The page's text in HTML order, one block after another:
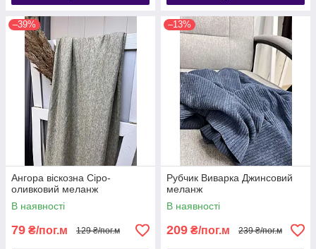
–39%
Ангора віскозна Сіро-
оливковий меланж
В наявності
79 ₴/пог.м 129 ₴/пог.м
–13%
Рубчик Виварка Джинсовий
меланж
В наявності
209 ₴/пог.м 239 ₴/пог.м